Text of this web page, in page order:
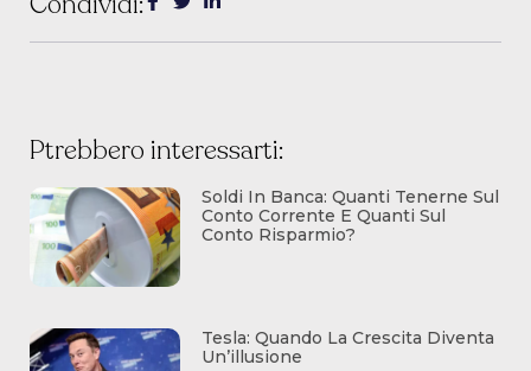
Ptrebbero interessarti:
Soldi In Banca: Quanti Tenerne Sul
Conto Corrente E Quanti Sul
Conto Risparmio?
Tesla: Quando La Crescita Diventa
Un’illusione